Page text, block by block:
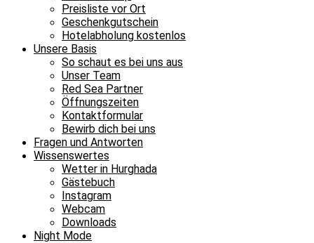
Preisliste vor Ort
Geschenkgutschein
Hotelabholung kostenlos
Unsere Basis
So schaut es bei uns aus
Unser Team
Red Sea Partner
Öffnungszeiten
Kontaktformular
Bewirb dich bei uns
Fragen und Antworten
Wissenswertes
Wetter in Hurghada
Gästebuch
Instagram
Webcam
Downloads
Night Mode